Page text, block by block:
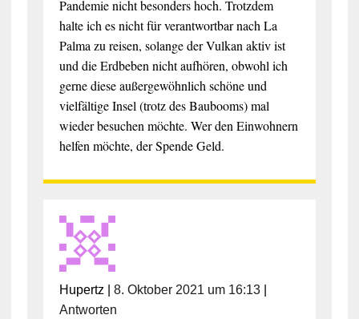
Pandemie nicht besonders hoch. Trotzdem
halte ich es nicht für verantwortbar nach La
Palma zu reisen, solange der Vulkan aktiv ist
und die Erdbeben nicht aufhören, obwohl ich
gerne diese außergewöhnlich schöne und
vielfältige Insel (trotz des Baubooms) mal
wieder besuchen möchte. Wer den Einwohnern
helfen möchte, der Spende Geld.
Hupertz 8. Oktober 2021 um 16:13|
Antworten